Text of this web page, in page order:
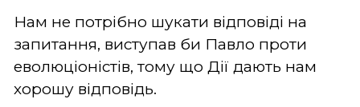
Нам не потрібно шукати відповіді на
запитання, виступав би Павло проти
еволюціоністів, тому що Дії дають нам
хорошу відповідь.